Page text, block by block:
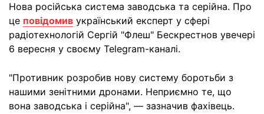
Нова російська система заводська та серійна. Про
це повідомив український експерт у сфері
радіотехнологій Сергій "Флеш" Бескрестнов увечері
6 вересня у своєму Telegram-каналі.
"Противник розробив нову систему боротьби з
нашими зенітними дронами. Неприємно те, що
вона заводська і серійна", — зазначив фахівець.